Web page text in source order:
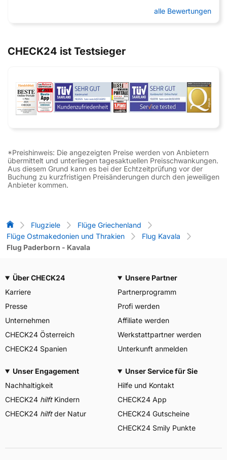
alle Bewertungen
CHECK24 ist Testsieger
*Preishinweis: Die angezeigten Preise werden von Anbietern
übermittelt und unterliegen tagesaktuellen Preisschwankungen.
Aus diesem Grund kann es bei der Echtzeitprüfung vor der
Buchung zu kurzfristigen Preisänderungen durch den jeweiligen
Anbieter kommen.
Flug-Vergleich
Flugziele
Flüge Griechenland
Flüge Ostmakedonien und Thrakien
Flug Kavala
Flug Paderborn - Kavala
Über CHECK24
Karriere
Presse
Unternehmen
CHECK24 Österreich
CHECK24 Spanien
Unsere Partner
Partnerprogramm
Profi werden
Affiliate werden
Werkstattpartner werden
Unterkunft anmelden
Unser Engagement
Nachhaltigkeit
CHECK24 hilftKindern
CHECK24 hilftder Natur
Unser Service für Sie
Hilfe und Kontakt
CHECK24 App
CHECK24 Gutscheine
CHECK24 Smily Punkte